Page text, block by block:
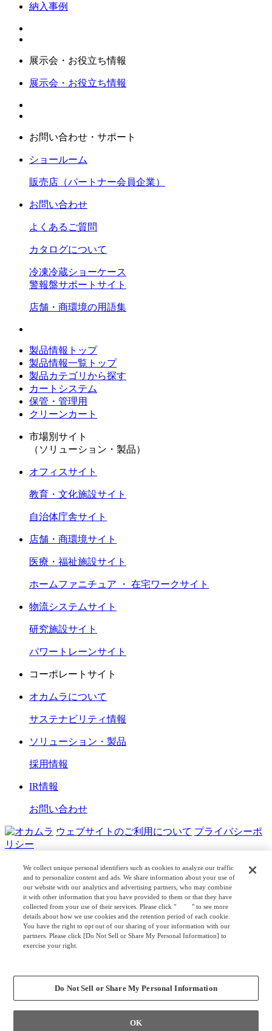
納入事例
展示会・お役立ち情報
展示会・お役立ち情報
お問い合わせ・サポート
ショールーム
販売店（パートナー会員企業）
お問い合わせ
よくあるご質問
カタログについて
冷凍冷蔵ショーケース
警報盤サポートサイト
店舗・商環境の用語集
製品情報トップ
製品情報一覧トップ
製品カテゴリから探す
カートシステム
保管・管理用
クリーンカート
市場別サイト
（ソリューション・製品）
オフィスサイト
教育・文化施設サイト
自治体庁舎サイト
店舗・商環境サイト
医療・福祉施設サイト
ホームファニチュア ・ 在宅ワークサイト
物流システムサイト
研究施設サイト
パワートレーンサイト
コーポレートサイト
オカムラについて
サステナビリティ情報
ソリューション・製品
採用情報
IR情報
お問い合わせ
ウェブサイトのご利用について プライバシーポ
リシー
COPYRIGHT © OKAMURA CORPORATION. ALL RIGHTS
RESERVED.
日本公式 企業広報
We collect unique personal identifiers such as cookies to analyze our traffic
and to personalize content and ads. We share information about your use of
our website with our analytics and advertising partners, who may combine
it with other information that you have provided to them or that they have
collected from your use of their services. Please click "
here" to see more
details about how we use cookies and the retention period of each cookie.
You have the right to opt out of our sharing of your information with our
partners. Please click [Do Not Sell or Share My Personal Information] to
exercise your right.
Do Not Sell or Share My Personal Information
OK